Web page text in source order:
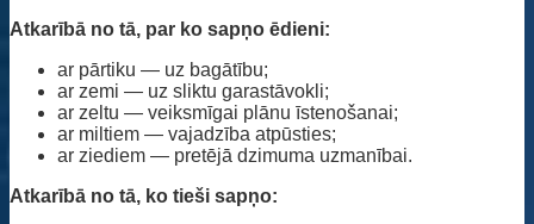
Atkarībā no tā, par ko sapņo ēdieni:
ar pārtiku — uz bagātību;
ar zemi — uz sliktu garastāvokli;
ar zeltu — veiksmīgai plānu īstenošanai;
ar miltiem — vajadzība atpūsties;
ar ziediem — pretējā dzimuma uzmanībai.
Atkarībā no tā, ko tieši sapņo: